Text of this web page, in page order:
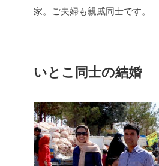
家。ご夫婦も親戚同士です。
いとこ同士の結婚